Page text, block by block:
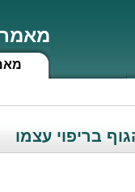
בריפוי עצמו